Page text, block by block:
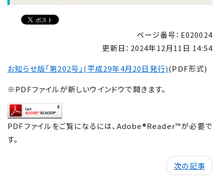
ページ番号：E020024
更新日： 2024年12月11日 14:54
お知らせ版「第202号」(平成29年4月20日発行)(PDF形式)
※PDFファイルが新しいウインドウで開きます。
PDFファイルをご覧になるには、Adobe®Reader™が必要で
す。
次の記事